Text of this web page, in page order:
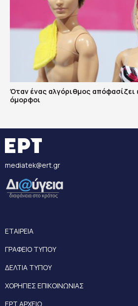
Όταν ένας αλγόριθμος απόφασίζει
όμορφοι
mediatek@ert.gr
ΕΤΑΙΡΕΙΑ
ΓΡΑΦΕΙΟ ΤΥΠΟΥ
ΔΕΛΤΙΑ ΤΥΠΟΥ
ΧΟΡΗΓΙΕΣ ΕΠΙΚΟΙΝΩΝΙΑΣ
ΕΡΤ ΑΡΧΕΙΟ